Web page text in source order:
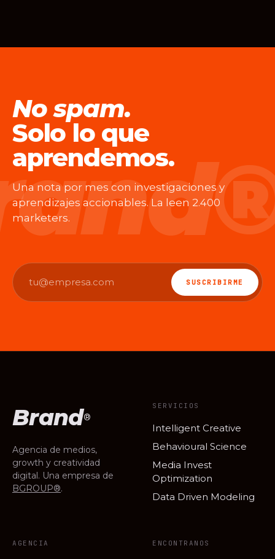
No spam.
Solo lo que
aprendemos.
Una nota por mes con investigaciones y
aprendizajes accionables. La leen 2.400
marketers.
SUSCRIBIRME
Brand®
Agencia de medios,
growth y creatividad
digital. Una empresa de
BGROUP®.
SERVICIOS
Intelligent Creative
Behavioural Science
Media Invest
Optimization
Data Driven Modeling
AGENCIA ENCONTRANOS